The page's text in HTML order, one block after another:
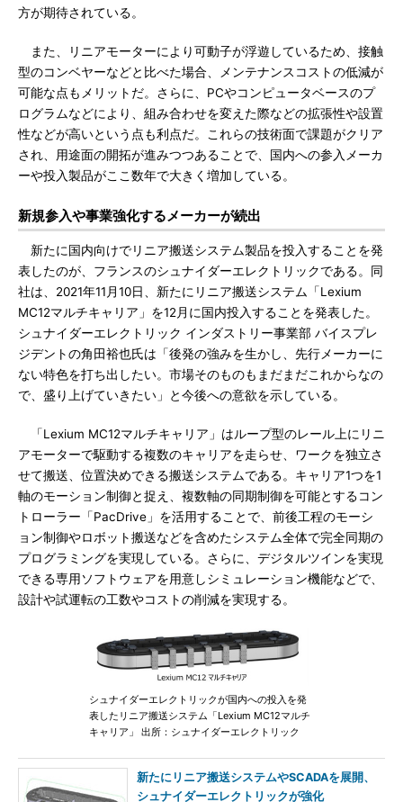
方が期待されている。
また、リニアモーターにより可動子が浮遊しているため、接触
型のコンベヤーなどと比べた場合、メンテナンスコストの低減が
可能な点もメリットだ。さらに、PCやコンピュータベースのプ
ログラムなどにより、組み合わせを変えた際などの拡張性や設置
性などが高いという点も利点だ。これらの技術面で課題がクリア
され、用途面の開拓が進みつつあることで、国内への参入メーカ
ーや投入製品がここ数年で大きく増加している。
新規参入や事業強化するメーカーが続出
新たに国内向けでリニア搬送システム製品を投入することを発
表したのが、フランスのシュナイダーエレクトリックである。同
社は、2021年11月10日、新たにリニア搬送システム「Lexium
MC12マルチキャリア」を12月に国内投入することを発表した。
シュナイダーエレクトリック インダストリー事業部 バイスプレ
ジデントの角田裕也氏は「後発の強みを生かし、先行メーカーに
ない特色を打ち出したい。市場そのものもまだまだこれからなの
で、盛り上げていきたい」と今後への意欲を示している。
「Lexium MC12マルチキャリア」はループ型のレール上にリニ
アモーターで駆動する複数のキャリアを走らせ、ワークを独立さ
せて搬送、位置決めできる搬送システムである。キャリア1つを1
軸のモーション制御と捉え、複数軸の同期制御を可能とするコン
トローラー「PacDrive」を活用することで、前後工程のモーシ
ョン制御やロボット搬送などを含めたシステム全体で完全同期の
プログラミングを実現している。さらに、デジタルツインを実現
できる専用ソフトウェアを用意しシミュレーション機能などで、
設計や試運転の工数やコストの削減を実現する。
シュナイダーエレクトリックが国内への投入を発
表したリニア搬送システム「Lexium MC12マルチ
キャリア」 出所：シュナイダーエレクトリック
新たにリニア搬送システムやSCADAを展開、
シュナイダーエレクトリックが強化